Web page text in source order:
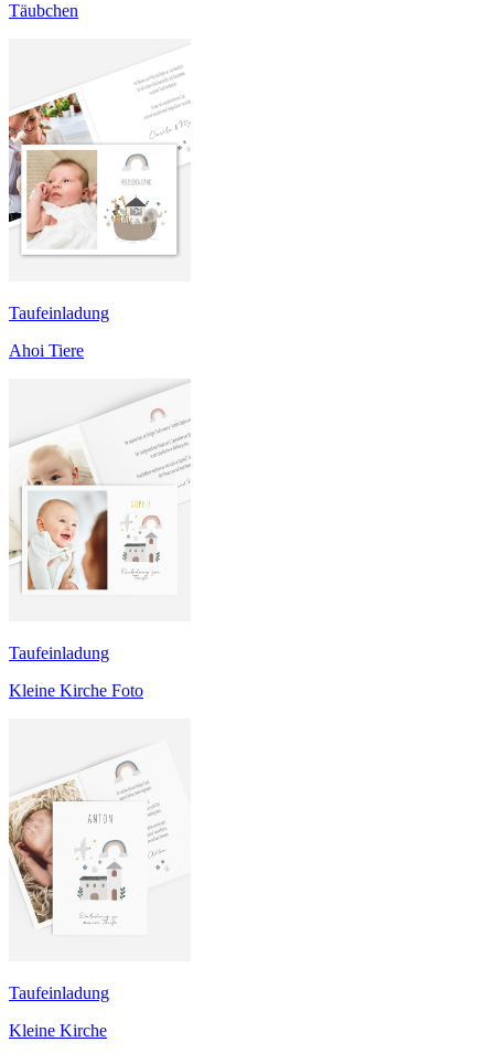
Täubchen
Taufeinladung
Ahoi Tiere
Taufeinladung
Kleine Kirche Foto
Taufeinladung
Kleine Kirche